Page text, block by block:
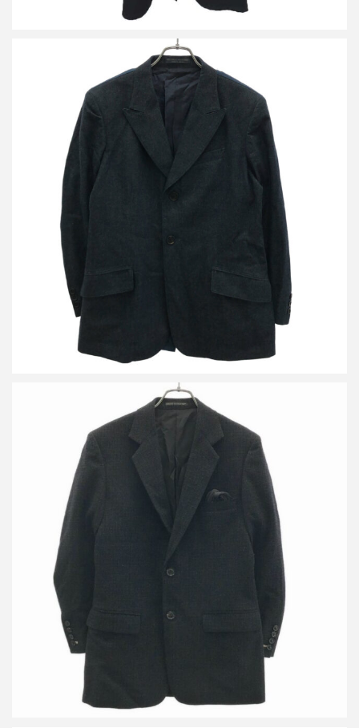
レギュレーション ヨウジヤマモト メン 15SS 2Bデニムテーラー
ドジャケット&デニムタックパンツ セットアップ
買取金額21,600円
詳しく見る
ヨウジヤマモト コスチュームドオム 14AW ウールチェックジャケ
ット&タックパンツ セットアップ
詳しく見る